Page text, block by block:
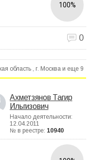
100%
0
область , г. Москва и еще 9
Ахметзянов Тагир
Ильгизович
Начало деятельности:
12.04.2011
№ в реестре: 10940